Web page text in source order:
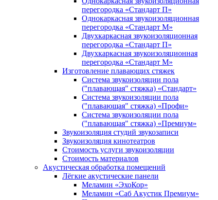
перегородка «Стандарт П»
Однокаркасная звукоизоляционная
перегородка «Стандарт М»
Двухкаркасная звукоизоляционная
перегородка «Стандарт П»
Двухкаркасная звукоизоляционная
перегородка «Стандарт М»
Изготовление плавающих стяжек
Система звукоизоляции пола
("плавающая" стяжка) «Стандарт»
Система звукоизоляции пола
("плавающая" стяжка) «Профи»
Система звукоизоляции пола
("плавающая" стяжка) «Премиум»
Звукоизоляция студий звукозаписи
Звукоизоляция кинотеатров
Стоимость услуги звукоизоляции
Стоимость материалов
Акустическая обработка помещений
Лёгкие акустические панели
Меламин «ЭхоКор»
Меламин «Саб Акустик Премиум»